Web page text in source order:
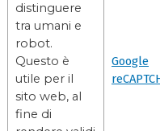
distinguere
tra umani e
robot.
Questo è
utile per il
sito web, al
fine di
Google